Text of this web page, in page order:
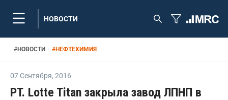
НОВОСТИ
#НОВОСТИ #НЕФТЕХИМИЯ
07 Сентября, 2016
PT. Lotte Titan закрыла завод ЛПНП в